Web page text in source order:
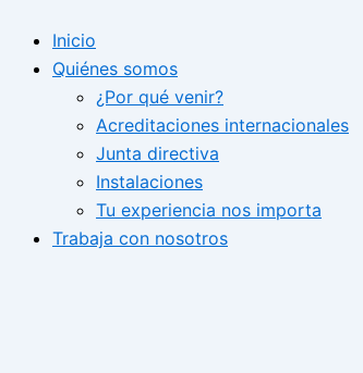
contenido
Inicio
Quiénes somos
¿Por qué venir?
Acreditaciones internacionales
Junta directiva
Instalaciones
Tu experiencia nos importa
Trabaja con nosotros